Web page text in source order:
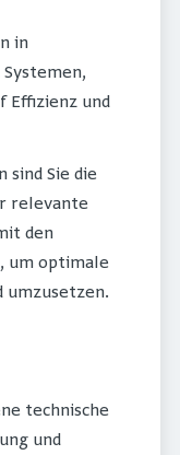
in
Effizienz und
sind Sie die
relevante
den
um optimale
umzusetzen.
technische
und